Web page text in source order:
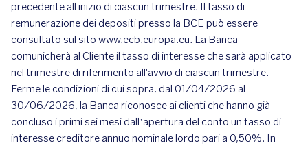
precedente all inizio di ciascun trimestre. Il tasso di
remunerazione dei depositi presso la BCE può essere
consultato sul sito www.ecb.europa.eu. La Banca
comunicherà al Cliente il tasso di interesse che sarà applicato
nel trimestre di riferimento all'avvio di ciascun trimestre.
Ferme le condizioni di cui sopra, dal 01/04/2026 al
30/06/2026, la Banca riconosce ai clienti che hanno già
concluso i primi sei mesi dall’apertura del conto un tasso di
interesse creditore annuo nominale lordo pari a 0,50%. In